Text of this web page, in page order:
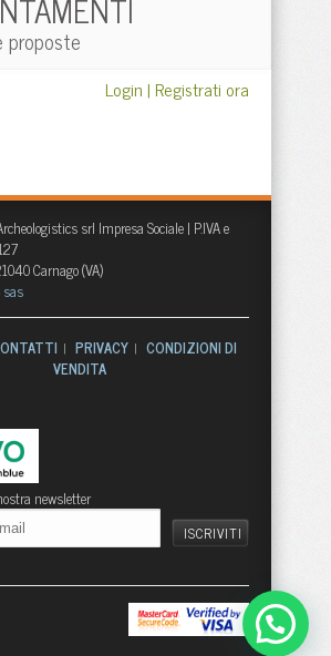
proposte
Login|Registrati ora
srl Impresa Sociale | P.IVA e
Carnago (VA)
sas
| PRIVACY | CONDIZIONI DI
VENDITA
newsletter